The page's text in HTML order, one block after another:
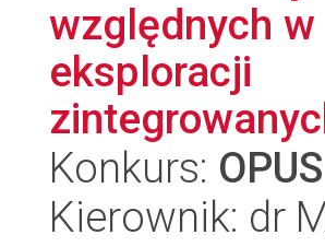
względnych w
eksploracji
Konkurs:
Kierownik: dr